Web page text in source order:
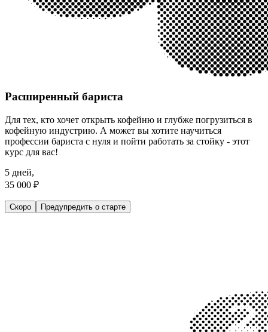
Расширенный бариста
Для тех, кто хочет открыть кофейню и глубже погрузиться в
кофейную индустрию. А может вы хотите научиться
профессии бариста с нуля и пойти работать за стойку - этот
курс для вас!
5 дней,
35 000 ₽
Скоро Предупредить о старте